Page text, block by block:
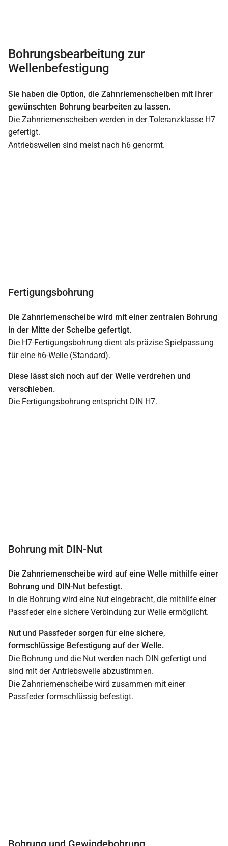
Bohrungsbearbeitung zur
Wellenbefestigung
Sie haben die Option, die Zahnriemenscheiben mit Ihrer
gewünschten Bohrung bearbeiten zu lassen.
Die Zahnriemenscheiben werden in der Toleranzklasse H7
gefertigt.
Antriebswellen sind meist nach h6 genormt.
Fertigungsbohrung
Die Zahnriemenscheibe wird mit einer zentralen Bohrung
in der Mitte der Scheibe gefertigt.
Die H7-Fertigungsbohrung dient als präzise Spielpassung
für eine h6-Welle (Standard).
Diese lässt sich noch auf der Welle verdrehen und
verschieben.
Die Fertigungsbohrung entspricht DIN H7.
Bohrung mit DIN-Nut
Die Zahnriemenscheibe wird auf eine Welle mithilfe einer
Bohrung und DIN-Nut befestigt.
In die Bohrung wird eine Nut eingebracht, die mithilfe einer
Passfeder eine sichere Verbindung zur Welle ermöglicht.
Nut und Passfeder sorgen für eine sichere,
formschlüssige Befestigung auf der Welle.
Die Bohrung und die Nut werden nach DIN gefertigt und
sind mit der Antriebswelle abzustimmen.
Die Zahnriemenscheibe wird zusammen mit einer
Passfeder formschlüssig befestigt.